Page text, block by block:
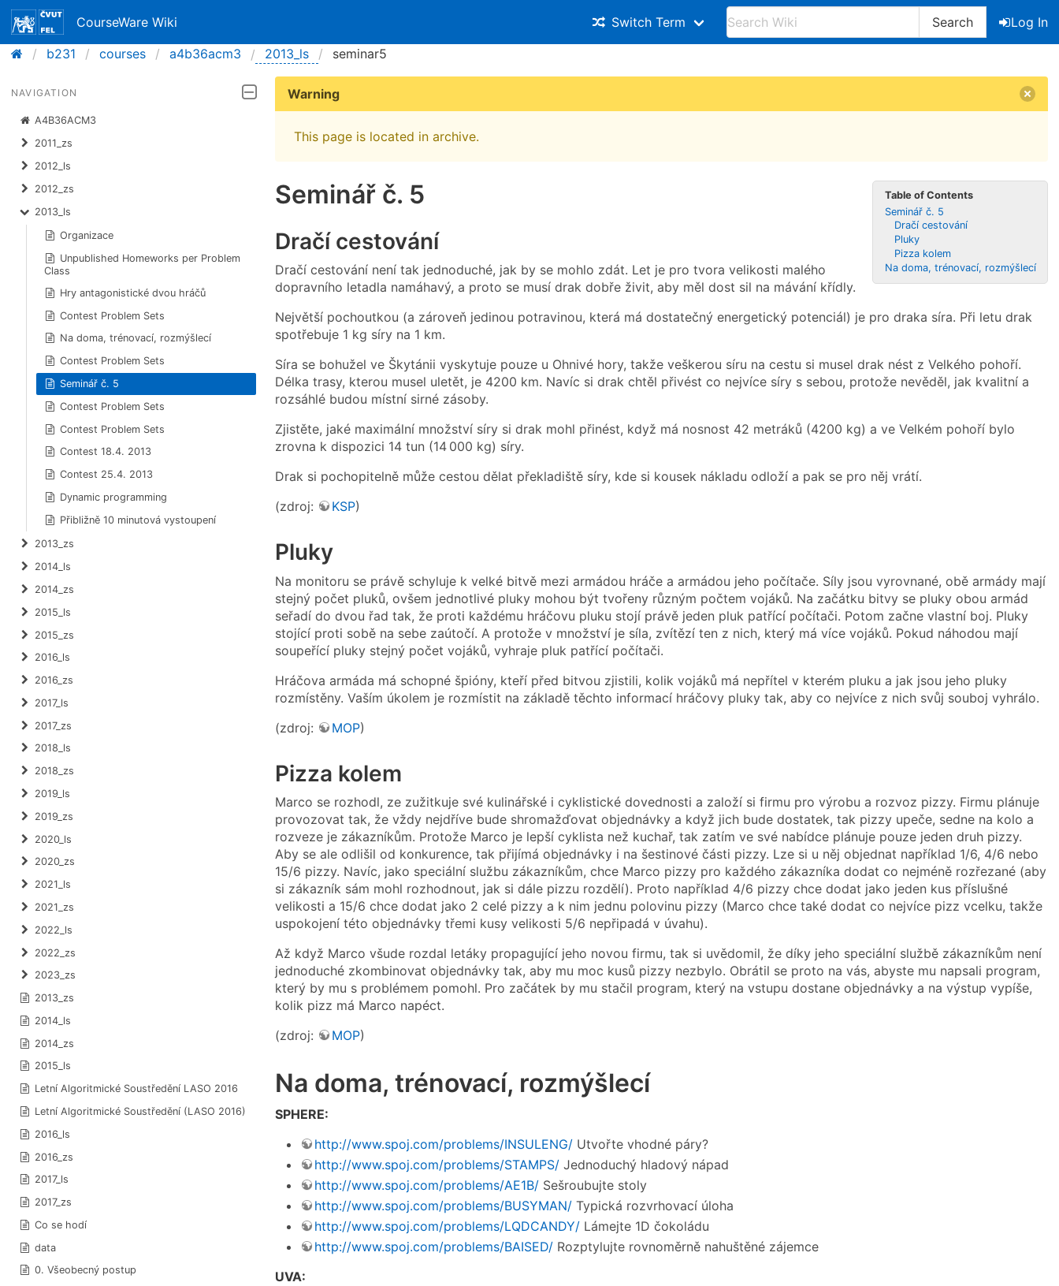
CourseWare Wiki Switch Term Search
Log In
b231
courses a4b36acm3 2013_ls seminar5
NAVIGATION
A4B36ACM3
2011_zs
2012_ls
2012_zs
2013_ls
Organizace
Unpublished Homeworks per Problem
Class
Hry antagonistické dvou hráčů
Contest Problem Sets
Na doma, trénovací, rozmýšlecí
Contest Problem Sets
Seminář č. 5
Contest Problem Sets
Contest Problem Sets
Contest 18.4. 2013
Contest 25.4. 2013
Dynamic programming
Přibližně 10 minutová vystoupení
2013_zs
2014_ls
2014_zs
2015_ls
2015_zs
2016_ls
2016_zs
2017_ls
2017_zs
2018_ls
2018_zs
2019_ls
2019_zs
2020_ls
2020_zs
2021_ls
2021_zs
2022_ls
2022_zs
2023_zs
2013_zs
2014_ls
2014_zs
2015_ls
Letní Algoritmické Soustředění LASO 2016
Letní Algoritmické Soustředění (LASO 2016)
2016_ls
2016_zs
2017_ls
2017_zs
Co se hodí
data
0. Všeobecný postup
Warning
This page is located in archive.
Table of Contents
Seminář č. 5
Dračí cestování
Pluky
Pizza kolem
Na doma, trénovací, rozmýšlecí
Seminář č. 5
Dračí cestování
Dračí cestování není tak jednoduché, jak by se mohlo zdát. Let je pro tvora velikosti malého
dopravního letadla namáhavý, a proto se musí drak dobře živit, aby měl dost sil na mávání křídly.
Největší pochoutkou (a zároveň jedinou potravinou, která má dostatečný energetický potenciál) je pro draka síra. Při letu drak
spotřebuje 1 kg síry na 1 km.
Síra se bohužel ve Škytánii vyskytuje pouze u Ohnivé hory, takže veškerou síru na cestu si musel drak nést z Velkého pohoří.
Délka trasy, kterou musel uletět, je 4200 km. Navíc si drak chtěl přivést co nejvíce síry s sebou, protože nevěděl, jak kvalitní a
rozsáhlé budou místní sirné zásoby.
Zjistěte, jaké maximální množství síry si drak mohl přinést, když má nosnost 42 metráků (4200 kg) a ve Velkém pohoří bylo
zrovna k dispozici 14 tun (14 000 kg) síry.
Drak si pochopitelně může cestou dělat překladiště síry, kde si kousek nákladu odloží a pak se pro něj vrátí.
(zdroj:
KSP)
Pluky
Na monitoru se právě schyluje k velké bitvě mezi armádou hráče a armádou jeho počítače. Síly jsou vyrovnané, obě armády mají
stejný počet pluků, ovšem jednotlivé pluky mohou být tvořeny různým počtem vojáků. Na začátku bitvy se pluky obou armád
seřadí do dvou řad tak, že proti každému hráčovu pluku stojí právě jeden pluk patřící počítači. Potom začne vlastní boj. Pluky
stojící proti sobě na sebe zaútočí. A protože v množství je síla, zvítězí ten z nich, který má více vojáků. Pokud náhodou mají
soupeřící pluky stejný počet vojáků, vyhraje pluk patřící počítači.
Hráčova armáda má schopné špióny, kteří před bitvou zjistili, kolik vojáků má nepřítel v kterém pluku a jak jsou jeho pluky
rozmístěny. Vaším úkolem je rozmístit na základě těchto informací hráčovy pluky tak, aby co nejvíce z nich svůj souboj vyhrálo.
(zdroj:
MOP)
Pizza kolem
Marco se rozhodl, ze zužitkuje své kulinářské i cyklistické dovednosti a založí si firmu pro výrobu a rozvoz pizzy. Firmu plánuje
provozovat tak, že vždy nejdříve bude shromažďovat objednávky a když jich bude dostatek, tak pizzy upeče, sedne na kolo a
rozveze je zákazníkům. Protože Marco je lepší cyklista než kuchař, tak zatím ve své nabídce plánuje pouze jeden druh pizzy.
Aby se ale odlišil od konkurence, tak přijímá objednávky i na šestinové části pizzy. Lze si u něj objednat například 1/6, 4/6 nebo
15/6 pizzy. Navíc, jako speciální službu zákazníkům, chce Marco pizzy pro každého zákazníka dodat co nejméně rozřezané (aby
si zákazník sám mohl rozhodnout, jak si dále pizzu rozdělí). Proto například 4/6 pizzy chce dodat jako jeden kus příslušné
velikosti a 15/6 chce dodat jako 2 celé pizzy a k nim jednu polovinu pizzy (Marco chce také dodat co nejvíce pizz vcelku, takže
uspokojení této objednávky třemi kusy velikosti 5/6 nepřipadá v úvahu).
Až když Marco všude rozdal letáky propagující jeho novou firmu, tak si uvědomil, že díky jeho speciální službě zákazníkům není
jednoduché zkombinovat objednávky tak, aby mu moc kusů pizzy nezbylo. Obrátil se proto na vás, abyste mu napsali program,
který by mu s problémem pomohl. Pro začátek by mu stačil program, který na vstupu dostane objednávky a na výstup vypíše,
kolik pizz má Marco napéct.
(zdroj:
MOP)
Na doma, trénovací, rozmýšlecí
SPHERE:
http://www.spoj.com/problems/INSULENG/ Utvořte vhodné páry?
http://www.spoj.com/problems/STAMPS/ Jednoduchý hladový nápad
http://www.spoj.com/problems/AE1B/ Sešroubujte stoly
http://www.spoj.com/problems/BUSYMAN/ Typická rozvrhovací úloha
http://www.spoj.com/problems/LQDCANDY/ Lámejte 1D čokoládu
http://www.spoj.com/problems/BAISED/ Rozptylujte rovnoměrně nahuštěné zájemce
UVA: